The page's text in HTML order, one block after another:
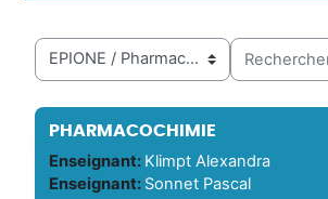
Catégories de cours
Rechercher
PHARMACOCHIMIE
Enseignant: Klimpt Alexandra
Enseignant: Sonnet Pascal